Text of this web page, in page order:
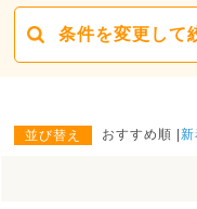
条件を変更して
並び替え おすすめ順